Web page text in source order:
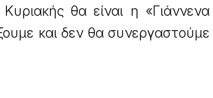
θα είναι η «Γιάννενα
και δεν θα συνεργαστούμε